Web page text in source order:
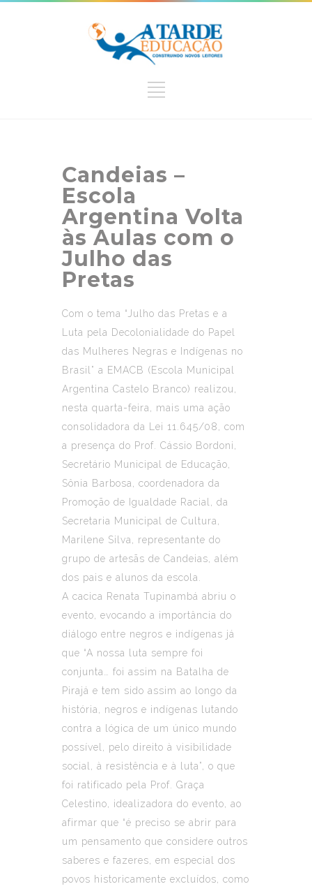
Candeias –
Escola
Argentina Volta
às Aulas com o
Julho das
Pretas
Com o tema “Julho das Pretas e a
Luta pela Decolonialidade do Papel
das Mulheres Negras e Indígenas no
Brasil” a EMACB (Escola Municipal
Argentina Castelo Branco) realizou,
nesta quarta-feira, mais uma ação
consolidadora da Lei 11.645/08, com
a presença do Prof. Cássio Bordoni,
Secretário Municipal de Educação,
Sônia Barbosa, coordenadora da
Promoção de Igualdade Racial, da
Secretaria Municipal de Cultura,
Marilene Silva, representante do
grupo de artesãs de Candeias, além
dos pais e alunos da escola.
A cacica Renata Tupinambá abriu o
evento, evocando a importância do
diálogo entre negros e indígenas já
que “A nossa luta sempre foi
conjunta… foi assim na Batalha de
Pirajá e tem sido assim ao longo da
história, negros e indígenas lutando
contra a lógica de um único mundo
possível, pelo direito à visibilidade
social, à resistência e à luta”, o que
foi ratificado pela Prof. Graça
Celestino, idealizadora do evento, ao
afirmar que “é preciso se abrir para
um pensamento que considere outros
saberes e fazeres, em especial dos
povos historicamente excluídos, como